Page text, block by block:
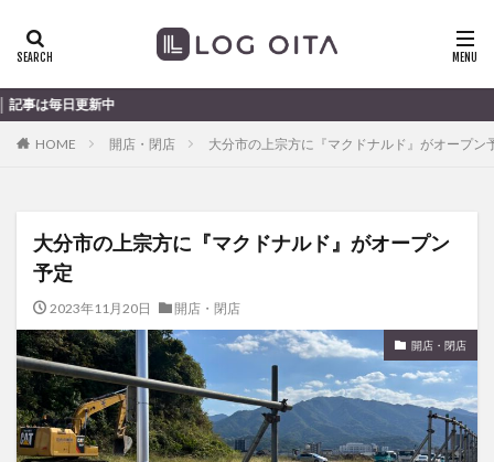
HOME 開店・閉店 大分市の上宗方に『マクドナルド』がオープン
大分市の上宗方に『マクドナルド』がオープン
予定
2023年11月20日 開店・閉店
開店・閉店
ディナー
haishin
haisin haisnin hasihin
hasishin
hishin
OPA
Paypay PR
あじさい
いちご うみたまご
おでかけ
お土産
お弁当
からあげ
くじゅう連山
ねとらぼ
ひまわり
ふるさと納税
まつり まとめ
みかん